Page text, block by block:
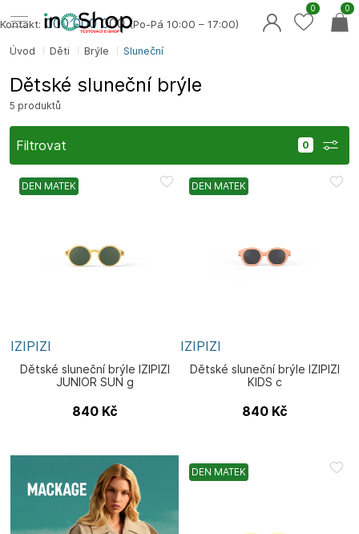
Úvod Děti Brýle Sluneční
Dětské sluneční brýle
5 produktů
Filtrovat
DEN MATEK
IZIPIZI
Dětské sluneční brýle IZIPIZI
JUNIOR SUN g
840 Kč
DEN MATEK
IZIPIZI
Dětské sluneční brýle IZIPIZI
KIDS c
840 Kč
DEN MATEK
Kontakt: 000 000 000(Po-Pá 10:00 – 17:00)
0
0